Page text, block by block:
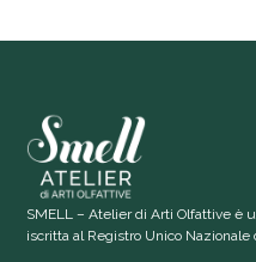
SMELL – Atelier di Arti Olfattive è
iscritta al Registro Unico Nazionale